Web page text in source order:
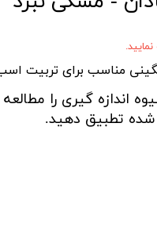
اندازه گیری را مطالعه
شده تطبیق دهید.